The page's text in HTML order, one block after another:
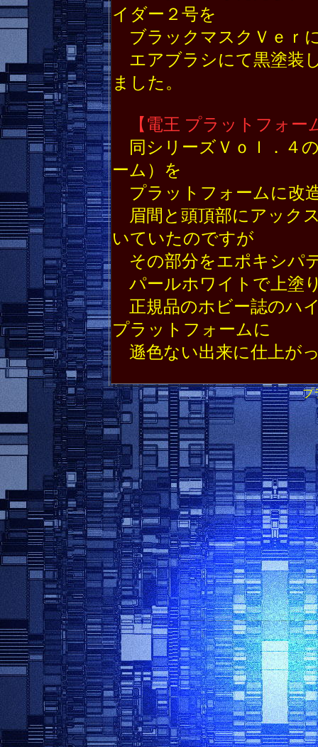
イダー２号を
ブラックマスクＶｅｒ
エアブラシにて黒塗装
ました。
【電王 プラットフォー
同シリーズＶｏｌ．４
ーム）を
プラットフォームに改
眉間と頭頂部にアック
いていたのですが
その部分をエポキシパ
パールホワイトで上塗
正規品のホビー誌のハ
プラットフォームに
遜色ない出来に仕上が
プ